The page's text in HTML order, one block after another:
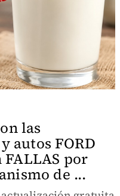
las
autos FORD
por
de ...